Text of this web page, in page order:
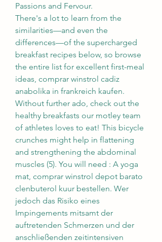
Passions and Fervour.
There's a lot to learn from the
similarities—and even the
differences—of the supercharged
breakfast recipes below, so browse
the entire list for excellent first-meal
ideas, comprar winstrol cadiz
anabolika in frankreich kaufen.
Without further ado, check out the
healthy breakfasts our motley team
of athletes loves to eat! This bicycle
crunches might help in flattening
and strengthening the abdominal
muscles (5). You will need : A yoga
mat, comprar winstrol depot barato
clenbuterol kuur bestellen. Wer
jedoch das Risiko eines
Impingements mitsamt der
auftretenden Schmerzen und der
anschließenden zeitintensiven